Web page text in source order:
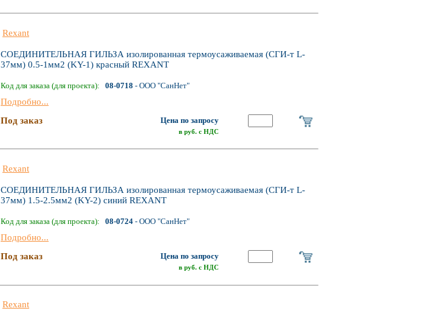
Rexant
СОЕДИНИТЕЛЬНАЯ ГИЛЬЗА изолированная термоусаживаемая (СГИ-т L-
37мм) 0.5-1мм2 (KY-1) красный REXANT
Код для заказа (для проекта): 08-0718 - ООО "СанНет"
Подробно...
Под заказ
Цена по запросу
в руб. с НДС
Rexant
СОЕДИНИТЕЛЬНАЯ ГИЛЬЗА изолированная термоусаживаемая (СГИ-т L-
37мм) 1.5-2.5мм2 (KY-2) синий REXANT
Код для заказа (для проекта): 08-0724 - ООО "СанНет"
Подробно...
Под заказ
Цена по запросу
в руб. с НДС
Rexant